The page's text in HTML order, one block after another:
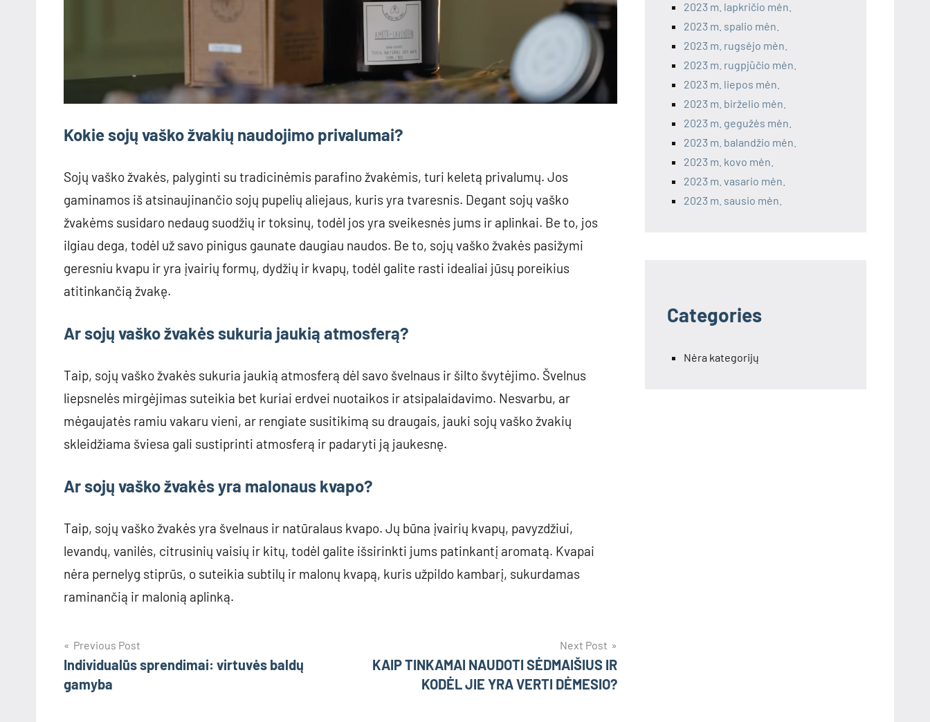
Kokie sojų vaško žvakių naudojimo privalumai?
Sojų vaško žvakės, palyginti su tradicinėmis parafino žvakėmis, turi keletą privalumų. Jos
gaminamos iš atsinaujinančio sojų pupelių aliejaus, kuris yra tvaresnis. Degant sojų vaško
žvakėms susidaro nedaug suodžių ir toksinų, todėl jos yra sveikesnės jums ir aplinkai. Be to, jos
ilgiau dega, todėl už savo pinigus gaunate daugiau naudos. Be to, sojų vaško žvakės pasižymi
geresniu kvapu ir yra įvairių formų, dydžių ir kvapų, todėl galite rasti idealiai jūsų poreikius
atitinkančią žvakę.
Ar sojų vaško žvakės sukuria jaukią atmosferą?
Taip, sojų vaško žvakės sukuria jaukią atmosferą dėl savo švelnaus ir šilto švytėjimo. Švelnus
liepsnelės mirgėjimas suteikia bet kuriai erdvei nuotaikos ir atsipalaidavimo. Nesvarbu, ar
mėgaujatės ramiu vakaru vieni, ar rengiate susitikimą su draugais, jauki sojų vaško žvakių
skleidžiama šviesa gali sustiprinti atmosferą ir padaryti ją jaukesnę.
Ar sojų vaško žvakės yra malonaus kvapo?
Taip, sojų vaško žvakės yra švelnaus ir natūralaus kvapo. Jų būna įvairių kvapų, pavyzdžiui,
levandų, vanilės, citrusinių vaisių ir kitų, todėl galite išsirinkti jums patinkantį aromatą. Kvapai
nėra pernelyg stiprūs, o suteikia subtilų ir malonų kvapą, kuris užpildo kambarį, sukurdamas
raminančią ir malonią aplinką.
Navigacija
tarp
Previous Post
Individualūs sprendimai: virtuvės baldų
gamyba
Next Post
KAIP TINKAMAI NAUDOTI SĖDMAIŠIUS IR
KODĖL JIE YRA VERTI DĖMESIO?
2023 m. lapkričio mėn.
2023 m. spalio mėn.
2023 m. rugsėjo mėn.
2023 m. rugpjūčio mėn.
2023 m. liepos mėn.
2023 m. birželio mėn.
2023 m. gegužės mėn.
2023 m. balandžio mėn.
2023 m. kovo mėn.
2023 m. vasario mėn.
2023 m. sausio mėn.
Categories
Nėra kategorijų